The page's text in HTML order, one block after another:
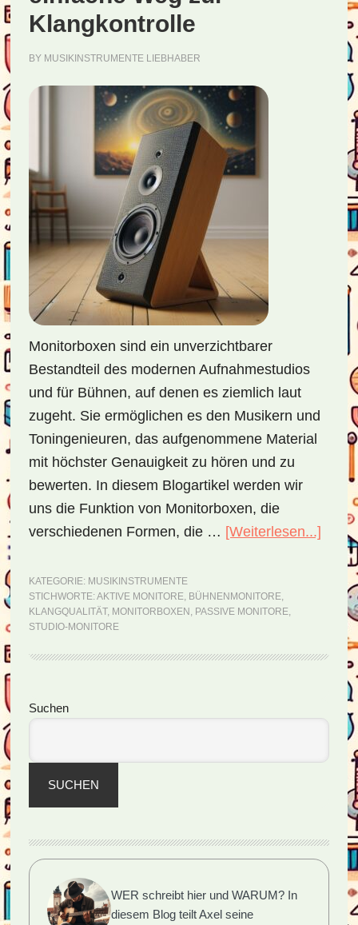
Klangkontrolle
BY MUSIKINSTRUMENTE LIEBHABER
Monitorboxen sind ein unverzichtbarer
Bestandteil des modernen Aufnahmestudios
und für Bühnen, auf denen es ziemlich laut
zugeht. Sie ermöglichen es den Musikern und
Toningenieuren, das aufgenommene Material
mit höchster Genauigkeit zu hören und zu
bewerten. In diesem Blogartikel werden wir
uns die Funktion von Monitorboxen, die
verschiedenen Formen, die … [Weiterlesen...]
KATEGORIE: MUSIKINSTRUMENTE
STICHWORTE: AKTIVE MONITORE, BÜHNENMONITORE,
KLANGQUALITÄT, MONITORBOXEN , PASSIVE MONITORE,
STUDIO-MONITORE
Seitenspalte
Suchen
SUCHEN
WER schreibt hier und WARUM? In
diesem Blog teilt Axel seine